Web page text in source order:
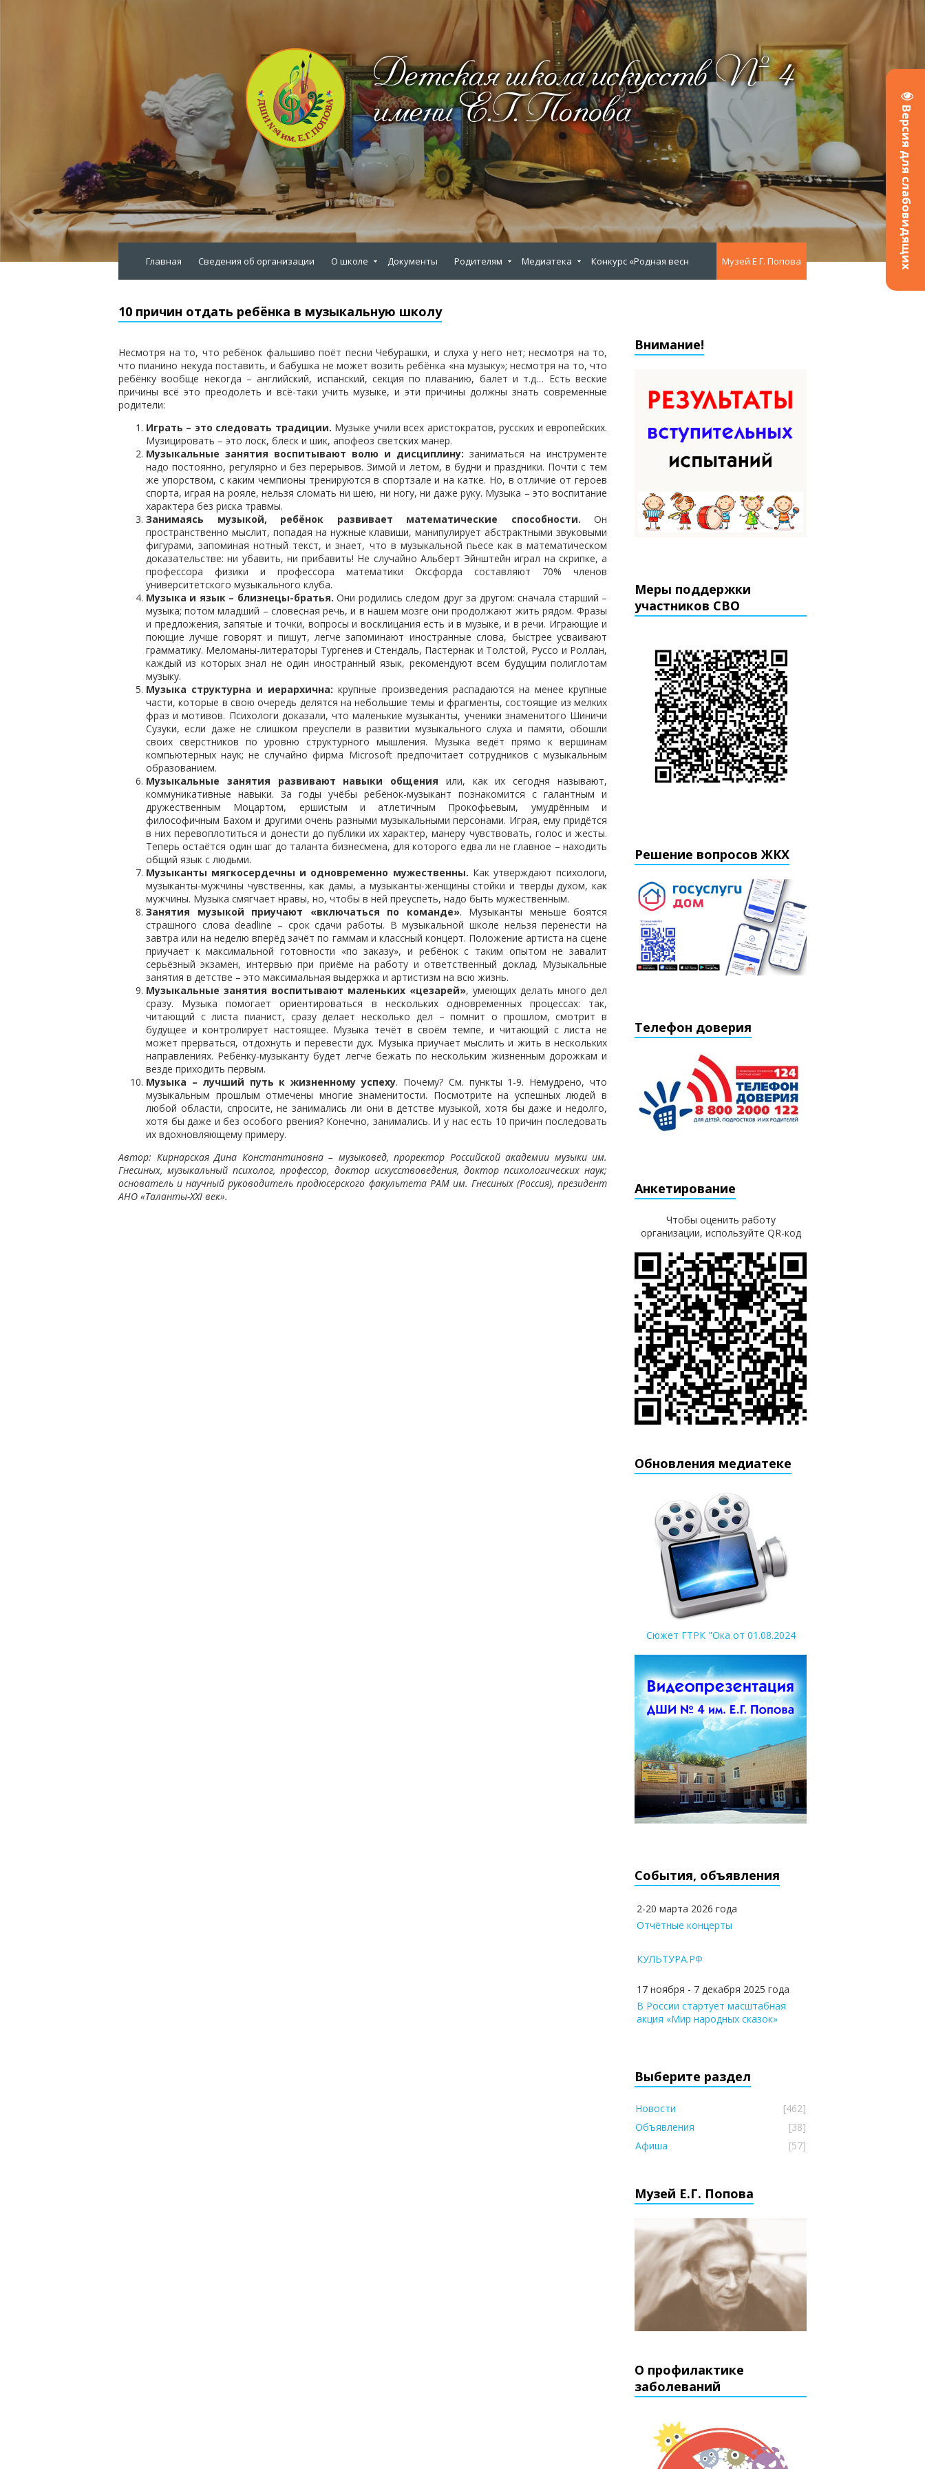
Версия для слабовидящих
Детская школа искусств № 4
имени Е.Г. Попова
Музей Е.Г. Попова
Главная Сведения об организации О школе Документы Родителям Медиатека Конкурс «Родная весна»
10 причин отдать ребёнка в музыкальную школу
Несмотря на то, что ребёнок фальшиво поёт песни Чебурашки, и слуха у него нет; несмотря на то,
что пианино некуда поставить, и бабушка не может возить ребёнка «на музыку»; несмотря на то, что
ребёнку вообще некогда – английский, испанский, секция по плаванию, балет и т.д… Есть веские
причины всё это преодолеть и всё-таки учить музыке, и эти причины должны знать современные
родители:
Играть – это следовать традиции. Музыке учили всех аристократов, русских и европейских.
Музицировать – это лоск, блеск и шик, апофеоз светских манер.
Музыкальные занятия воспитывают волю и дисциплину: заниматься на инструменте
надо постоянно, регулярно и без перерывов. Зимой и летом, в будни и праздники. Почти с тем
же упорством, с каким чемпионы тренируются в спортзале и на катке. Но, в отличие от героев
спорта, играя на рояле, нельзя сломать ни шею, ни ногу, ни даже руку. Музыка – это воспитание
характера без риска травмы.
Занимаясь музыкой, ребёнок развивает математические способности. Он
пространственно мыслит, попадая на нужные клавиши, манипулирует абстрактными звуковыми
фигурами, запоминая нотный текст, и знает, что в музыкальной пьесе как в математическом
доказательстве: ни убавить, ни прибавить! Не случайно Альберт Эйнштейн играл на скрипке, а
профессора физики и профессора математики Оксфорда составляют 70% членов
университетского музыкального клуба.
Музыка и язык – близнецы-братья.Они родились следом друг за другом: сначала старший –
музыка; потом младший – словесная речь, и в нашем мозге они продолжают жить рядом. Фразы
и предложения, запятые и точки, вопросы и восклицания есть и в музыке, и в речи. Играющие и
поющие лучше говорят и пишут, легче запоминают иностранные слова, быстрее усваивают
грамматику. Меломаны-литераторы Тургенев и Стендаль, Пастернак и Толстой, Руссо и Роллан,
каждый из которых знал не один иностранный язык, рекомендуют всем будущим полиглотам
музыку.
Музыка структурна и иерархична:крупные произведения распадаются на менее крупные
части, которые в свою очередь делятся на небольшие темы и фрагменты, состоящие из мелких
фраз и мотивов. Психологи доказали, что маленькие музыканты, ученики знаменитого Шиничи
Сузуки, если даже не слишком преуспели в развитии музыкального слуха и памяти, обошли
своих сверстников по уровню структурного мышления. Музыка ведёт прямо к вершинам
компьютерных наук; не случайно фирма Microsoft предпочитает сотрудников с музыкальным
образованием.
Музыкальные занятия развивают навыки общения или, как их сегодня называют,
коммуникативные навыки. За годы учёбы ребёнок-музыкант познакомится с галантным и
дружественным Моцартом, ершистым и атлетичным Прокофьевым, умудрённым и
философичным Бахом и другими очень разными музыкальными персонами. Играя, ему придётся
в них перевоплотиться и донести до публики их характер, манеру чувствовать, голос и жесты.
Теперь остаётся один шаг до таланта бизнесмена, для которого едва ли не главное – находить
общий язык с людьми.
Музыканты мягкосердечны и одновременно мужественны. Как утверждают психологи,
музыканты-мужчины чувственны, как дамы, а музыканты-женщины стойки и тверды духом, как
мужчины. Музыка смягчает нравы, но, чтобы в ней преуспеть, надо быть мужественным.
Занятия музыкой приучают «включаться по команде». Музыканты меньше боятся
страшного слова deadline – срок сдачи работы. В музыкальной школе нельзя перенести на
завтра или на неделю вперёд зачёт по гаммам и классный концерт. Положение артиста на сцене
приучает к максимальной готовности «по заказу», и ребёнок с таким опытом не завалит
серьёзный экзамен, интервью при приёме на работу и ответственный доклад. Музыкальные
занятия в детстве – это максимальная выдержка и артистизм на всю жизнь.
Музыкальные занятия воспитывают маленьких «цезарей», умеющих делать много дел
сразу. Музыка помогает ориентироваться в нескольких одновременных процессах: так,
читающий с листа пианист, сразу делает несколько дел – помнит о прошлом, смотрит в
будущее и контролирует настоящее. Музыка течёт в своём темпе, и читающий с листа не
может прерваться, отдохнуть и перевести дух. Музыка приучает мыслить и жить в нескольких
направлениях. Ребёнку-музыканту будет легче бежать по нескольким жизненным дорожкам и
везде приходить первым.
Музыка – лучший путь к жизненному успеху. Почему? См. пункты 1-9. Немудрено, что
музыкальным прошлым отмечены многие знаменитости. Посмотрите на успешных людей в
любой области, спросите, не занимались ли они в детстве музыкой, хотя бы даже и недолго,
хотя бы даже и без особого рвения? Конечно, занимались. И у нас есть 10 причин последовать
их вдохновляющему примеру.
Автор: Кирнарская Дина Константиновна – музыковед, проректор Российской академии музыки им.
Гнесиных, музыкальный психолог, профессор, доктор искусствоведения, доктор психологических наук;
основатель и научный руководитель продюсерского факультета РАМ им. Гнесиных (Россия), президент
АНО «Таланты-XXI век».
Внимание!
Меры поддержки
участников СВО
Решение вопросов ЖКХ
Телефон доверия
Анкетирование
Чтобы оценить работу
организации, используйте QR-код
Обновления медиатеке
Сюжет ГТРК "Ока от 01.08.2024
События, объявления
2-20 марта 2026 года
Отчётные концерты
КУЛЬТУРА.РФ
17 ноября - 7 декабря 2025 года
В России стартует масштабная
акция «Мир народных сказок»
Выберите раздел
Новости
[462]
Объявления
[38]
Афиша
[57]
Музей Е.Г. Попова
О профилактике
заболеваний